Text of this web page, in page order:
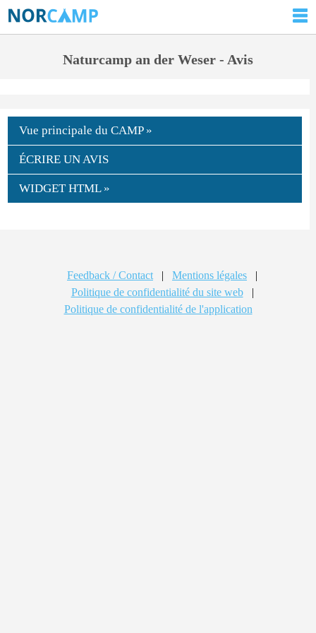
Naturcamp an der Weser - Avis
Vue principale du CAMP »
ÉCRIRE UN AVIS
WIDGET HTML »
Feedback / Contact | Mentions légales
|
Politique de confidentialité du site web
|
Politique de confidentialité de l'application